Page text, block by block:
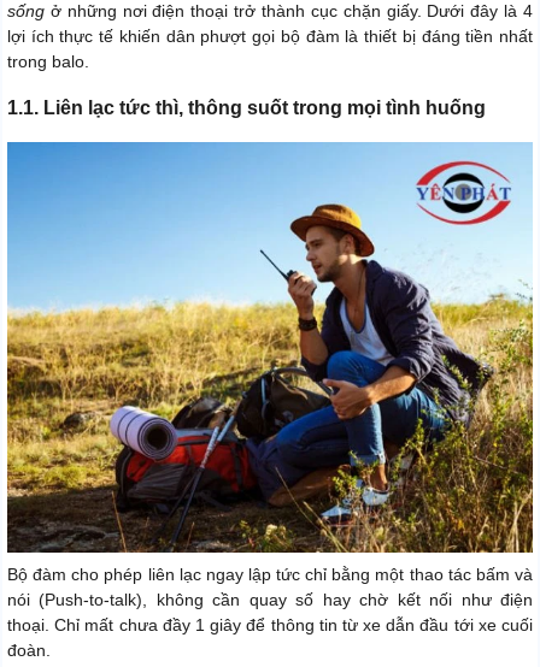
sống ở những nơi điện thoại trở thành cục chặn giấy. Dưới đây là 4
lợi ích thực tế khiến dân phượt gọi bộ đàm là thiết bị đáng tiền nhất
trong balo.
1.1. Liên lạc tức thì, thông suốt trong mọi tình huống
Bộ đàm cho phép liên lạc ngay lập tức chỉ bằng một thao tác bấm và
nói (Push-to-talk), không cần quay số hay chờ kết nối như điện
thoại. Chỉ mất chưa đầy 1 giây để thông tin từ xe dẫn đầu tới xe cuối
đoàn.